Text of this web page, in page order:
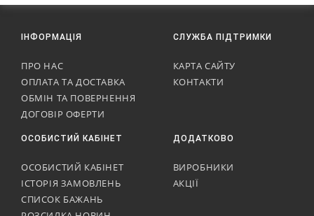
ІНФОРМАЦІЯ
ПРО НАС
ОПЛАТА ТА ДОСТАВКА
ОБМІН ТА ПОВЕРНЕННЯ
ДОГОВІР ОФЕРТИ
СЛУЖБА ПІДТРИМКИ
КАРТА САЙТУ
КОНТАКТИ
ОСОБИСТИЙ КАБІНЕТ
ОСОБИСТИЙ КАБІНЕТ
ІСТОРІЯ ЗАМОВЛЕНЬ
СПИСОК БАЖАНЬ
ДОДАТКОВО
ВИРОБНИКИ
АКЦІЇ